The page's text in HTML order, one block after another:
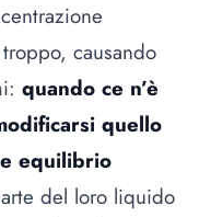
causando
quando ce n’è
quello
equilibrio
del loro liquido